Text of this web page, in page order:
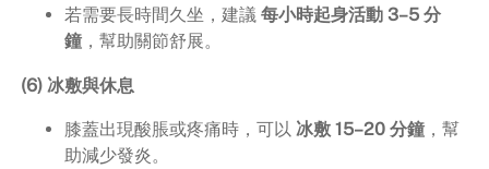
若需要長時間久坐，建議 每小時起身活動 3–5 分
鐘，幫助關節舒展。
(6) 冰敷與休息
膝蓋出現酸脹或疼痛時，可以 冰敷 15–20 分鐘，幫
助減少發炎。